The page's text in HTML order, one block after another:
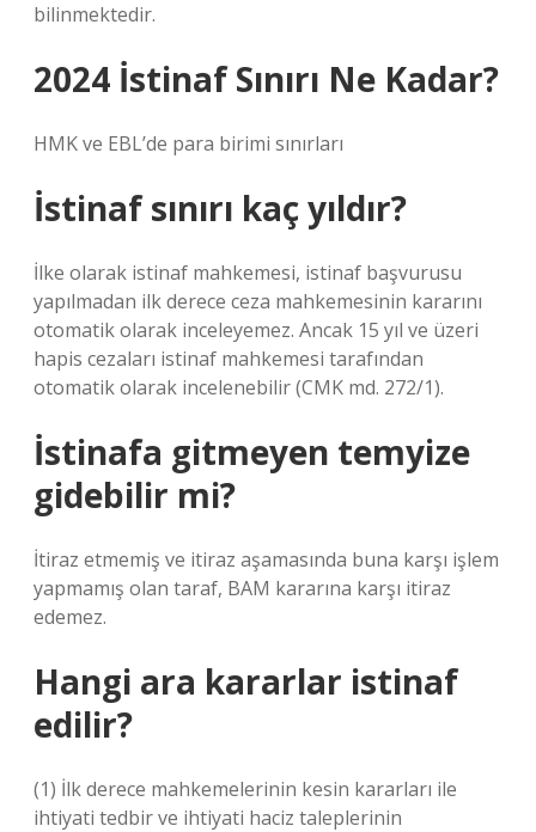
bilinmektedir.
2024 İstinaf Sınırı Ne Kadar?
HMK ve EBL’de para birimi sınırları
İstinaf sınırı kaç yıldır?
İlke olarak istinaf mahkemesi, istinaf başvurusu
yapılmadan ilk derece ceza mahkemesinin kararını
otomatik olarak inceleyemez. Ancak 15 yıl ve üzeri
hapis cezaları istinaf mahkemesi tarafından
otomatik olarak incelenebilir (CMK md. 272/1).
İstinafa gitmeyen temyize
gidebilir mi?
İtiraz etmemiş ve itiraz aşamasında buna karşı işlem
yapmamış olan taraf, BAM kararına karşı itiraz
edemez.
Hangi ara kararlar istinaf
edilir?
(1) İlk derece mahkemelerinin kesin kararları ile
ihtiyati tedbir ve ihtiyati haciz taleplerinin